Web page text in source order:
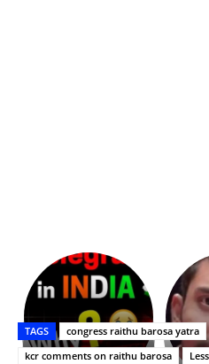
భగవంతుని
ప్రసాదం
తీర్థం..తులసీదళం
లేకుండా
అసంపూర్ణం
కేజీఎఫ్
పాన్
ఇండియా
స్టార్
Upasana:
భర్తపై
రివెంజ్
తీర్చుకున్న
TAGS congress raithu barosa yatra
kcr comments on raithu barosa